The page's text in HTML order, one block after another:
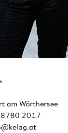
am Wörthersee
2017